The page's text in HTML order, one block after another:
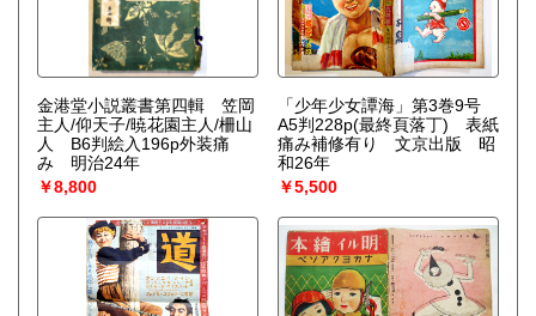
金港堂小説叢書第四輯 笠岡
主人/仰天子/暁花園主人/柵山
人 B6判絵入196p外装痛
み 明治24年
￥8,800
「少年少女譚海」第3巻9号
A5判228p(最終頁落丁) 表紙
痛み補修有り 文京出版 昭
和26年
￥5,500